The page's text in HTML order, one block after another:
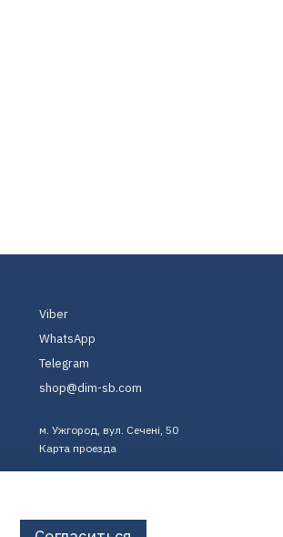
Viber
WhatsApp
Telegram
shop@dim-sb.com
м. Ужгород, вул. Сечені, 50
Карта проезда